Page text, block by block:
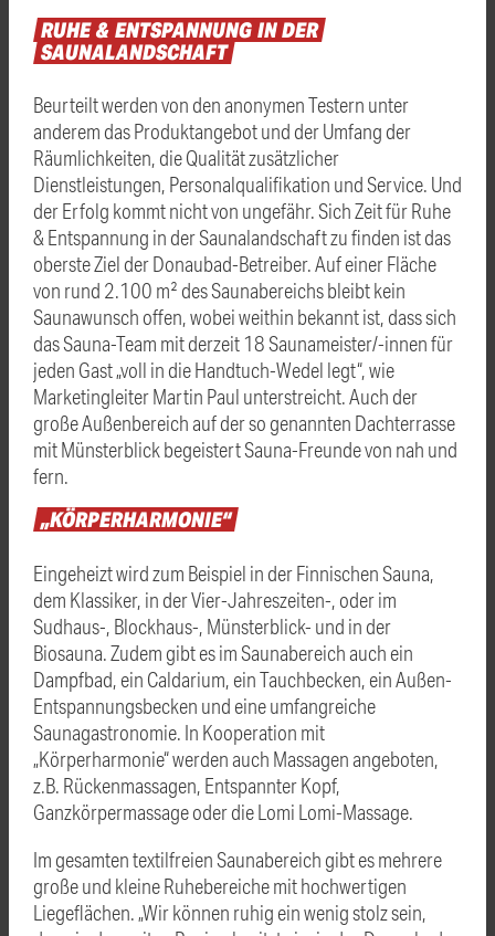
RUHE& ENTSPANNUNG INDER
SAUNALANDSCHAFT
Beurteilt werden von den anonymen Testern unter
anderem das Produktangebot und der Umfang der
Räumlichkeiten, die Qualität zusätzlicher
Dienstleistungen, Personalqualifikation und Service. Und
der Erfolg kommt nicht von ungefähr. Sich Zeit für Ruhe
& Entspannung in der Saunalandschaft zu finden ist das
oberste Ziel der Donaubad-Betreiber. Auf einer Fläche
von rund 2.100 m² des Saunabereichs bleibt kein
Saunawunsch offen, wobei weithin bekannt ist, dass sich
das Sauna-Team mit derzeit 18 Saunameister/-innen für
jeden Gast „voll in die Handtuch-Wedel legt“, wie
Marketingleiter Martin Paul unterstreicht. Auch der
große Außenbereich auf der so genannten Dachterrasse
mit Münsterblick begeistert Sauna-Freunde von nah und
fern.
„KÖRPERHARMONIE“
Eingeheizt wird zum Beispiel in der Finnischen Sauna,
dem Klassiker, in der Vier-Jahreszeiten-, oder im
Sudhaus-, Blockhaus-, Münsterblick- und in der
Biosauna. Zudem gibt es im Saunabereich auch ein
Dampfbad, ein Caldarium, ein Tauchbecken, ein Außen-
Entspannungsbecken und eine umfangreiche
Saunagastronomie. In Kooperation mit
„Körperharmonie“ werden auch Massagen angeboten,
z.B. Rückenmassagen, Entspannter Kopf,
Ganzkörpermassage oder die Lomi Lomi-Massage.
Im gesamten textilfreien Saunabereich gibt es mehrere
große und kleine Ruhebereiche mit hochwertigen
Liegeflächen. „Wir können ruhig ein wenig stolz sein,